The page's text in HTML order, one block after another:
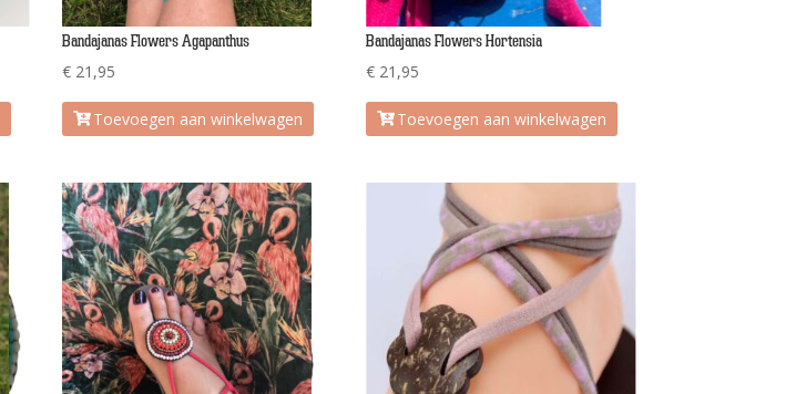
Bandajanas Flowers Agapanthus
€ 21,95
Toevoegen aan winkelwagen
Bandajanas Flowers Hortensia
€21,95
Toevoegen aan winkelwagen